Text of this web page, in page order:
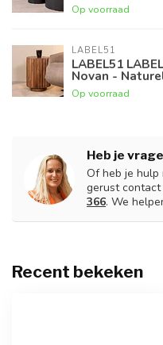
Op voorraad
LABEL51
LABEL51
Novan -
Op voorraad
Heb je
Of heb je hulp
gerust contact
366. We
Recent bekeken